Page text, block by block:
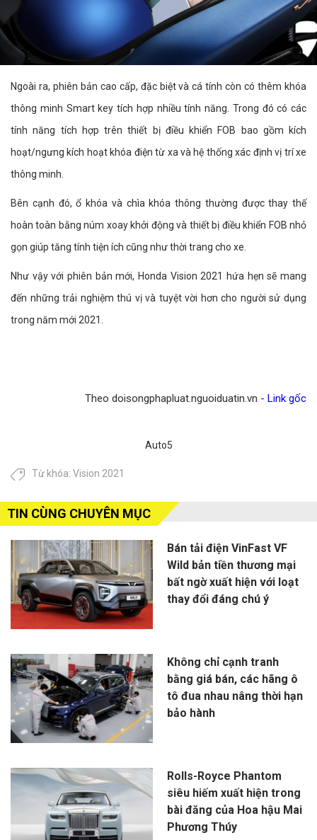
Ngoài ra, phiên bản cao cấp, đặc biệt và cá tính còn có thêm khóa
thông minh Smart key tích hợp nhiều tính năng. Trong đó có các
tính năng tích hợp trên thiết bị điều khiển FOB bao gồm kích
hoạt/ngưng kích hoạt khóa điện từ xa và hệ thống xác định vị trí xe
thông minh.
Bên cạnh đó, ổ khóa và chìa khóa thông thường được thay thế
hoàn toàn bằng núm xoay khởi động và thiết bị điều khiển FOB nhỏ
gọn giúp tăng tính tiện ích cũng như thời trang cho xe.
Như vậy với phiên bản mới, Honda Vision 2021 hứa hẹn sẽ mang
đến những trải nghiệm thú vị và tuyệt vời hơn cho người sử dụng
trong năm mới 2021.
Theo doisongphapluat.nguoiduatin.vn - Link gốc
Auto5
Từ khóa: Vision 2021
TIN CÙNG CHUYÊN MỤC
Bán tải điện VinFast VF
Wild bản tiền thương mại
bất ngờ xuất hiện với loạt
thay đổi đáng chú ý
Không chỉ cạnh tranh
bằng giá bán, các hãng ô
tô đua nhau nâng thời hạn
bảo hành
Rolls-Royce Phantom
siêu hiếm xuất hiện trong
bài đăng của Hoa hậu Mai
Phương Thúy